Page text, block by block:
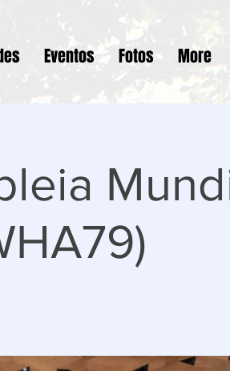
Eventos Fotos More